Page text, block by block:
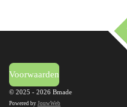
Voorwaarden
© 2025 - 2026 Bmade
Powered by JouwWeb